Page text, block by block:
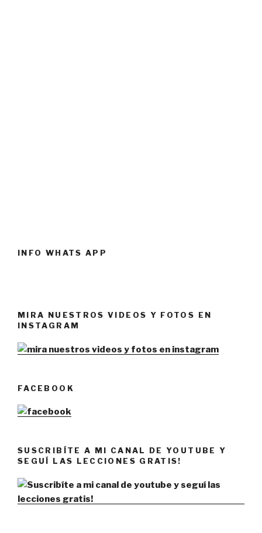
INFO WHATS APP
MIRA NUESTROS VIDEOS Y FOTOS EN
INSTAGRAM
FACEBOOK
SUSCRIBÍTE A MI CANAL DE YOUTUBE Y
SEGUÍ LAS LECCIONES GRATIS!